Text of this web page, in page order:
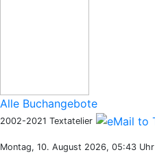
Alle Buchangebote
2002-2021 Textatelier
Montag, 10. August 2026, 05:43 Uhr